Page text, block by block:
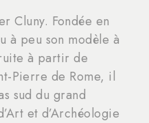
Cluny. Fondée en
à peu son modèle à
à partir de
Pierre de Rome, il
sud du grand
et d’Archéologie